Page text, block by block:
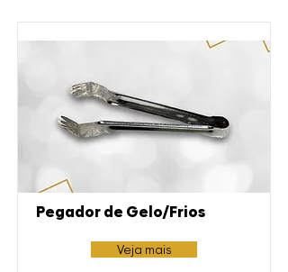
Pegador de Gelo/Frios
Veja mais